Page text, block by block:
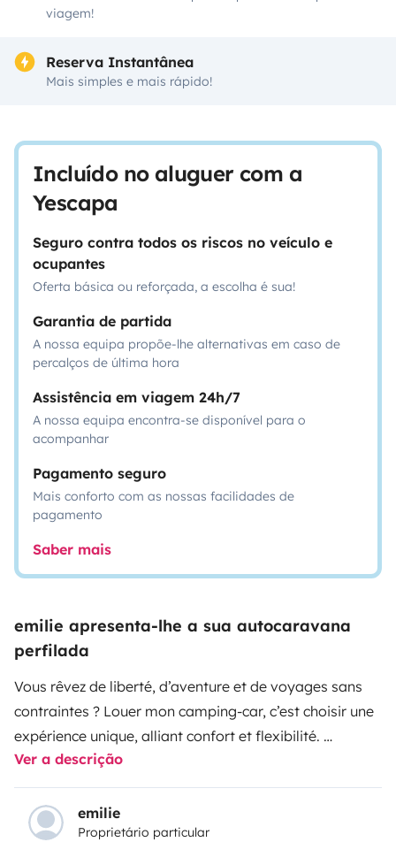
viagem!
Reserva Instantânea
Mais simples e mais rápido!
Incluído no aluguer com a
Yescapa
Seguro contra todos os riscos no veículo e
ocupantes
Oferta básica ou reforçada, a escolha é sua!
Garantia de partida
A nossa equipa propõe-lhe alternativas em caso de
percalços de última hora
Assistência em viagem 24h/7
A nossa equipa encontra-se disponível para o
acompanhar
Pagamento seguro
Mais conforto com as nossas facilidades de
pagamento
Saber mais
emilie apresenta-lhe a sua autocaravana
perfilada
Vous rêvez de liberté, d’aventure et de voyages sans
contraintes ? Louer mon camping-car, c’est choisir une
expérience unique, alliant confort et flexibilité.
Mon camping-car est équipé pour vous offrir tout le
confort nécessaire : espace de couchage douillet,
cuisine fonctionnelle, salle de bain, et espace de vie
convivial. Vous voyagez avec tout ce dont vous avez
Ver a descrição
emilie
Proprietário particular